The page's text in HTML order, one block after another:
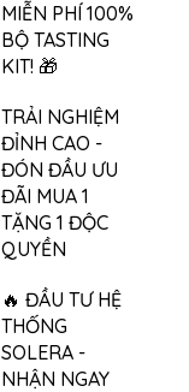
MIỄN PHÍ 100%
BỘ TASTING
KIT! 🎁
TRẢI NGHIỆM
ĐỈNH CAO -
ĐÓN ĐẦU ƯU
ĐÃI MUA 1
TẶNG 1 ĐỘC
QUYỀN
🔥 ĐẦU TƯ HỆ
THỐNG
SOLERA -
NHẬN NGAY